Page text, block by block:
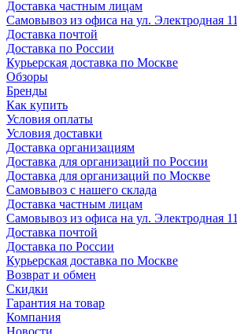
Доставка частным лицам
Самовывоз из офиса на ул. Электродная 11
Доставка почтой
Доставка по России
Курьерская доставка по Москве
Обзоры
Бренды
Как купить
Условия оплаты
Условия доставки
Доставка организациям
Доставка для организаций по России
Доставка для организаций по Москве
Самовывоз с нашего склада
Доставка частным лицам
Самовывоз из офиса на ул. Электродная 11
Доставка почтой
Доставка по России
Курьерская доставка по Москве
Возврат и обмен
Скидки
Гарантия на товар
Компания
Новости